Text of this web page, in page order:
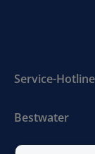
Service-Hotline
Bestwater